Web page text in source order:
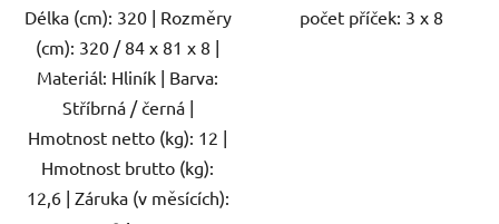
Délka (cm): 320 | Rozměry
(cm): 320 / 84 x 81 x 8 |
Materiál: Hliník | Barva:
Stříbrná / černá |
Hmotnost netto (kg): 12 |
Hmotnost brutto (kg):
12,6 | Záruka (v měsících):
počet příček: 3 x 8